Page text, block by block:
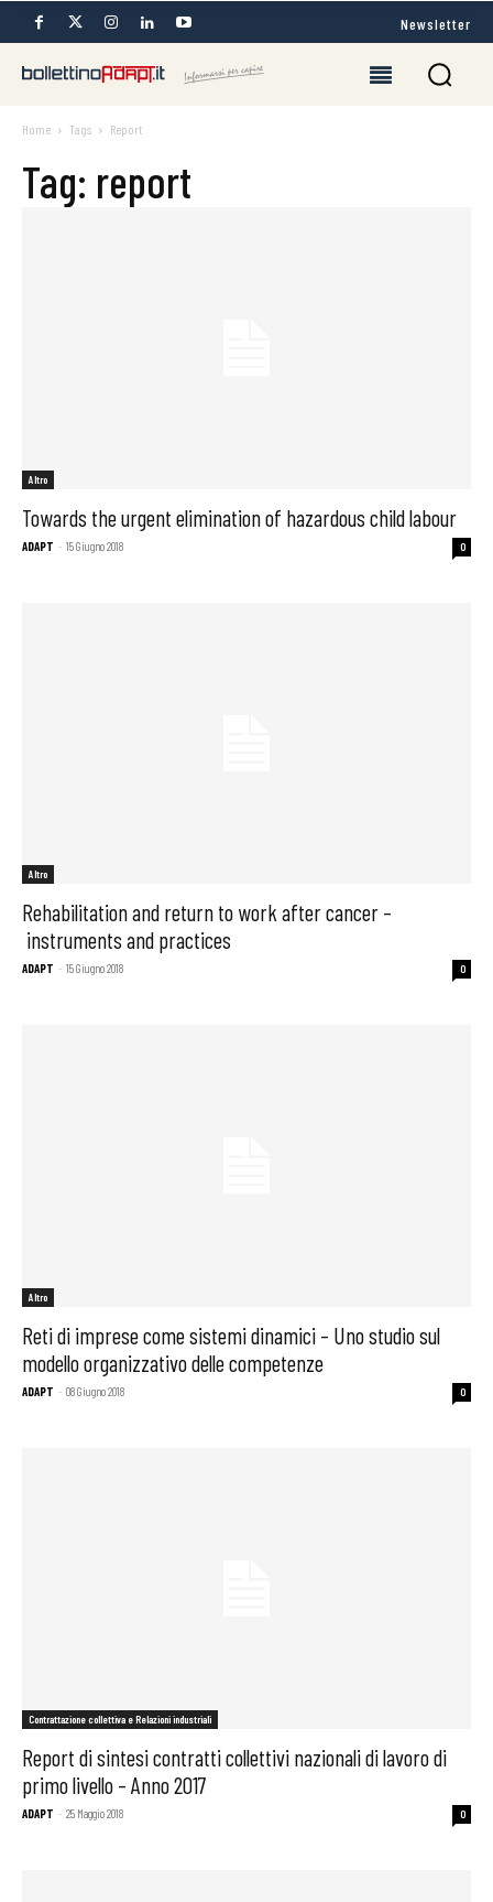
Newsletter
Home Tags Report
Tag: report
Altro
Towards the urgent elimination of hazardous child labour
ADAPT - 15 Giugno 2018 0
Altro
Rehabilitation and return to work after cancer –
instruments and practices
ADAPT - 15 Giugno 2018 0
Altro
Reti di imprese come sistemi dinamici – Uno studio sul
modello organizzativo delle competenze
ADAPT - 08 Giugno 2018 0
Contrattazione collettiva e Relazioni industriali
Report di sintesi contratti collettivi nazionali di lavoro di
primo livello – Anno 2017
ADAPT - 25 Maggio 2018 0